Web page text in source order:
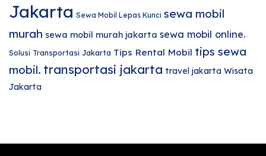
Jakarta Sewa Mobil Lepas Kunci sewa mobil
murah sewa mobil murah jakarta sewa mobil online.
Solusi Transportasi Jakarta Tips Rental Mobil tips sewa
mobil. transportasi jakarta travel jakarta Wisata
Jakarta